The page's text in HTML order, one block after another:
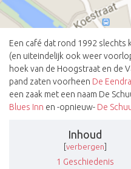
Een café dat rond 1992
(en uiteindelijk ook weer
hoek van de Hoogstraat en de
pand zaten voorheen De
een zaak met een naam De
Blues Inn en -opnieuw- De
Inhoud
verbergen
1 Geschiedenis